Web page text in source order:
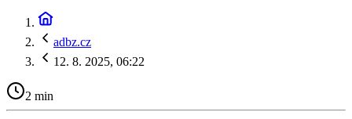
adbz.cz
12. 8. 2025, 06:22
2 min